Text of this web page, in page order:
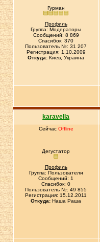
Гурман
Профиль
Группа: Модераторы
Сообщений: 8 869
Спасибок: 370
Пользователь №: 31 207
Регистрация: 1.10.2009
Откуда: Киев, Украина
karavella
Сейчас Offline
Дегустатор
Профиль
Группа: Пользователи
Сообщений: 1
Спасибок: 0
Пользователь №: 49 855
Регистрация: 15.12.2011
Откуда: Наша Раша